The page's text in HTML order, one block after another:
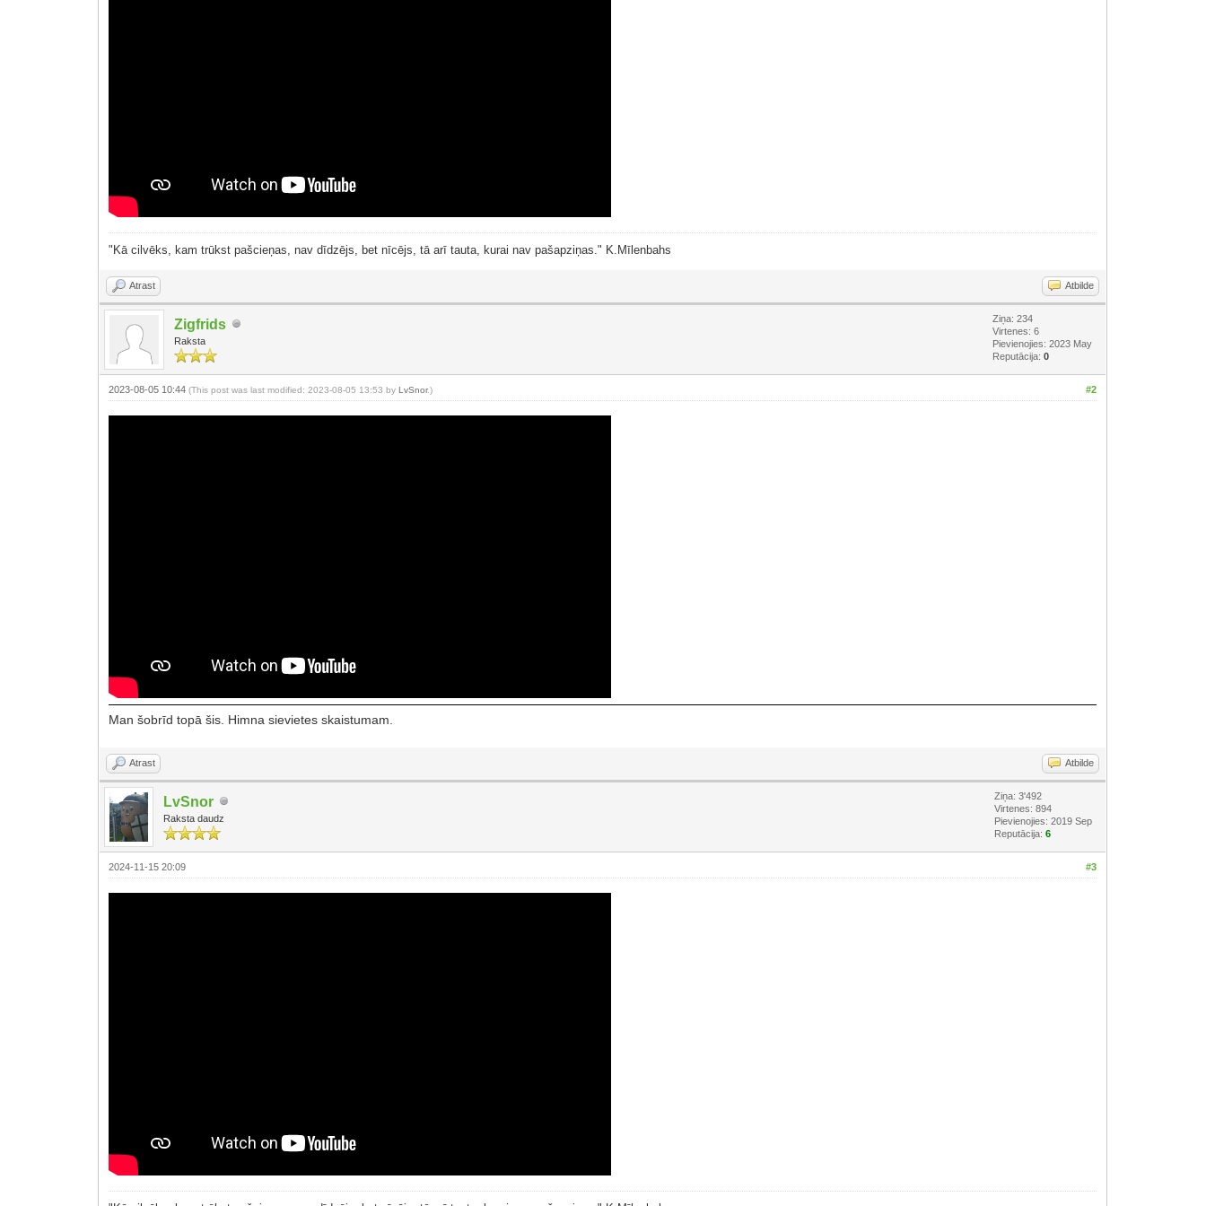
"Kā cilvēks, kam trūkst pašcieņas, nav dīdzējs, bet nīcējs, tā arī tauta, kurai nav pašapziņas." K.Mīlenbahs
Atrast Atbilde
Zigfrids
Raksta
Ziņa: 234
Virtenes: 6
Pievienojies: 2023 May
Reputācija:0
#2
2023-08-05 10:44(This post was last modified: 2023-08-05 13:53 byLvSnor.)
Man šobrīd topā šis. Himna sievietes skaistumam.
Atrast Atbilde
LvSnor
Raksta daudz
Ziņa: 3'492
Virtenes: 894
Pievienojies: 2019 Sep
Reputācija:6
#3
2024-11-15 20:09